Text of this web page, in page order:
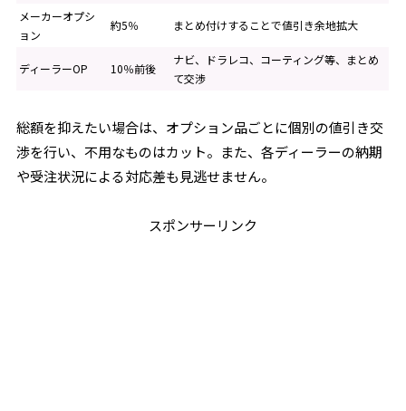
メーカーオプシ
ョン
約5％ まとめ付けすることで値引き余地拡大
ディーラーOP 10％前後
ナビ、ドラレコ、コーティング等、まとめ
て交渉
総額を抑えたい場合は、オプション品ごとに個別の値引き交
渉を行い、不用なものはカット。また、各ディーラーの納期
や受注状況による対応差も見逃せません。
スポンサーリンク